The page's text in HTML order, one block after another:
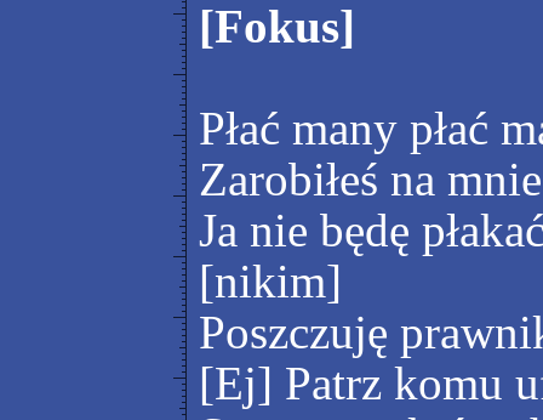
[Fokus]
Płać many płać
Zarobiłeś na
Ja nie będę
[nikim]
Poszczuję
[Ej] Patrz komu